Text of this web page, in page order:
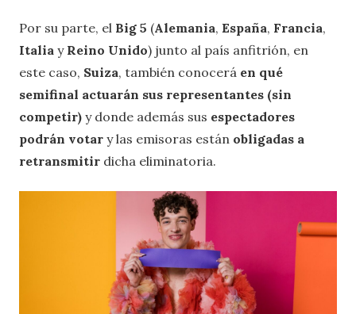
Por su parte, el Big 5 (Alemania, España, Francia,
Italia y Reino Unido) junto al país anfitrión, en
este caso, Suiza, también conocerá en qué
semifinal actuarán sus representantes (sin
competir) y donde además sus espectadores
podrán votar y las emisoras están obligadas a
retransmitir dicha eliminatoria.